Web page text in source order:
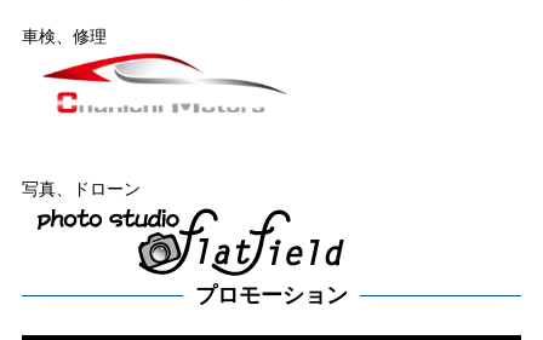
車検、修理
写真、ドローン
プロモーション